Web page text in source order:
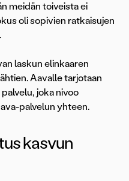
meidän toiveista ei
oli sopivien ratkaisujen
laskun elinkaaren
Aavalle tarjotaan
joka nivoo
palvelun yhteen.
kasvun